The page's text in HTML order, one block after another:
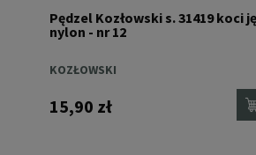
Pędzel Kozłowski s. 31419 koci
nylon - nr 12
KOZŁOWSKI
15,90 zł